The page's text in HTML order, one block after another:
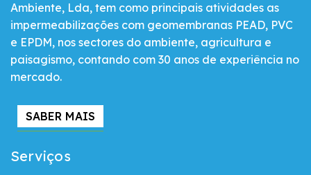
Ambiente, Lda, tem como principais atividades as
impermeabilizações com geomembranas PEAD, PVC
e EPDM, nos sectores do ambiente, agricultura e
paisagismo, contando com 30 anos de experiência no
mercado.
SABER MAIS
Serviços